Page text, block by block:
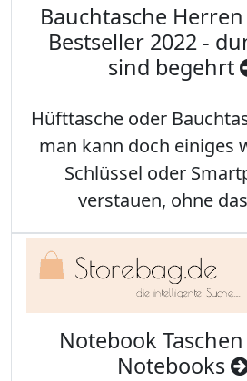
Bauchtasche
Bestseller 2022 -
sind begehrt
Hüfttasche oder
man kann doch einiges
Schlüssel oder
verstauen, ohne
Notebook
Notebooks